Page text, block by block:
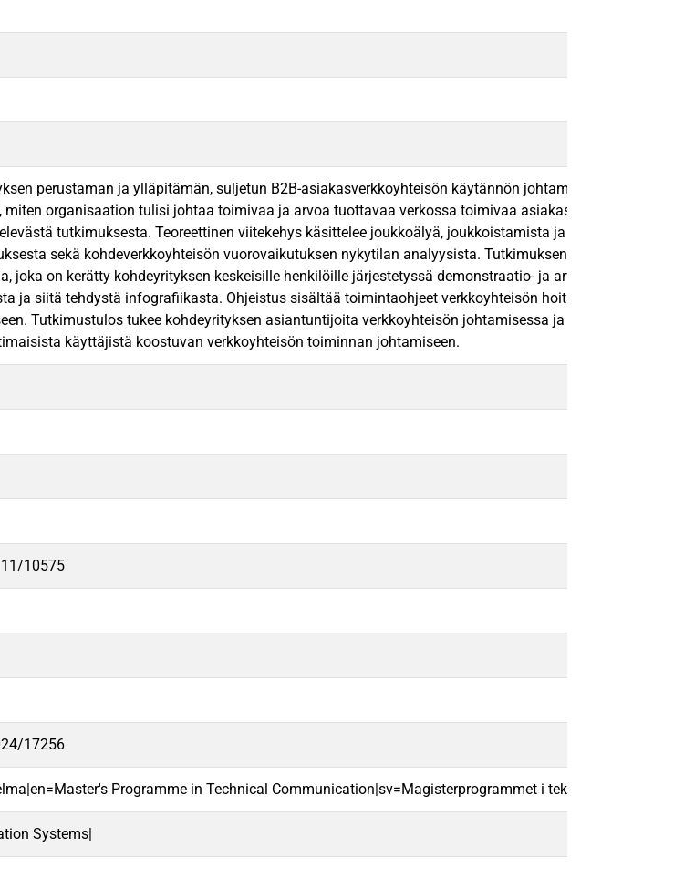
perustaman ja ylläpitämän, suljetun B2B-asiakasverkkoyhteisön käytännön johtamiseen.
organisaation tulisi johtaa toimivaa ja arvoa tuottavaa verkossa toimivaa asiakasyhteisöään.
tutkimuksesta. Teoreettinen viitekehys käsittelee joukkoälyä, joukkoistamista ja
sekä kohdeverkkoyhteisön vuorovaikutuksen nykytilan analyysista. Tutkimuksen aineisto
joka on kerätty kohdeyrityksen keskeisille henkilöille järjestetyssä demonstraatio- ja
ja siitä tehdystä infografiikasta. Ohjeistus sisältää toimintaohjeet verkkoyhteisön hoitamiseen
Tutkimustulos tukee kohdeyrityksen asiantuntijoita verkkoyhteisön johtamisessa ja
käyttäjistä koostuvan verkkoyhteisön toiminnan johtamiseen.
10575
17256
Programme in Technical Communication|sv=Magisterprogrammet i teknisk
Systems|